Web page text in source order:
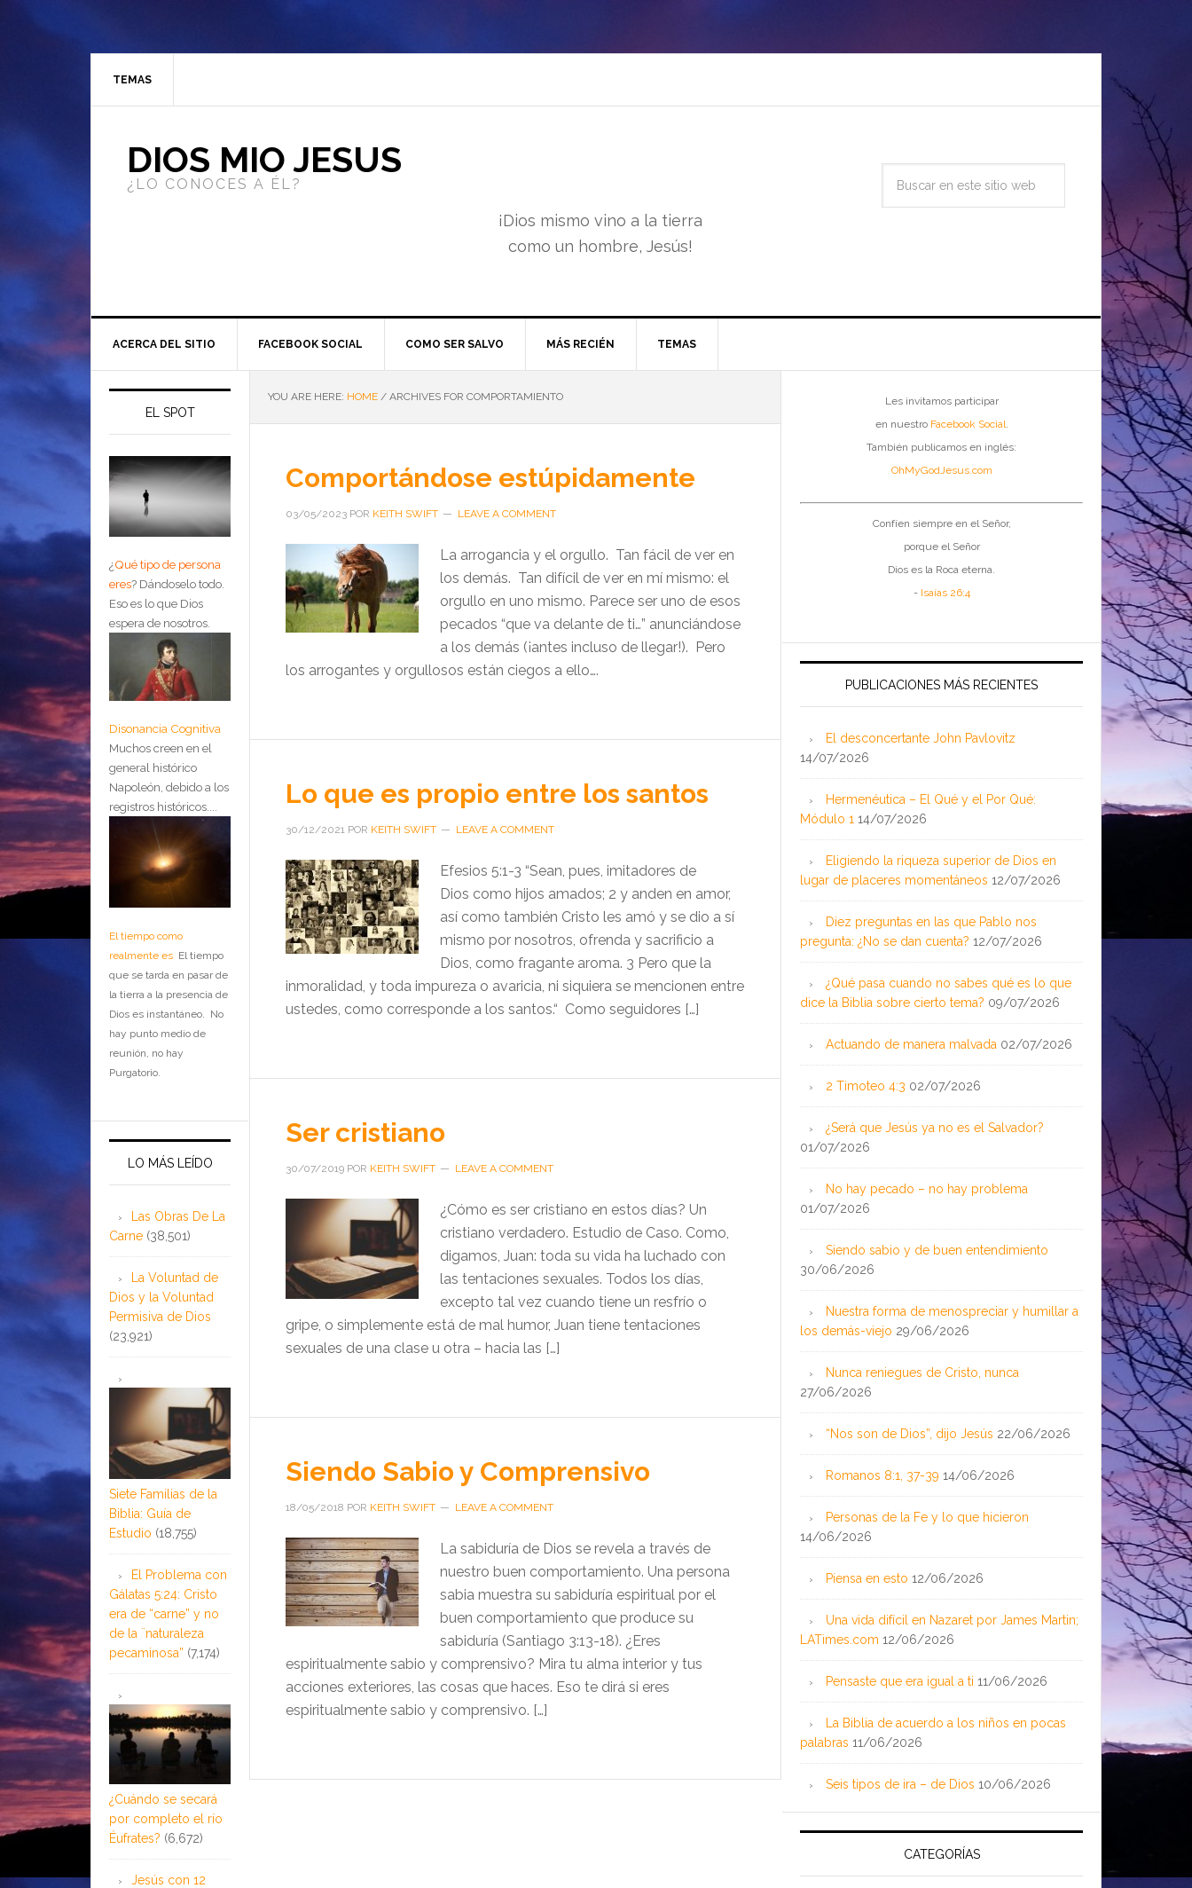
TEMAS
DIOS MIO JESUS
¿LO CONOCES A ÉL?
¡Dios mismo vino a la tierra
como un hombre, Jesús!
ACERCA DEL SITIO FACEBOOK SOCIAL COMO SER SALVO MÁS RECIÉN TEMAS
YOU ARE HERE: HOME / ARCHIVES FOR COMPORTAMIENTO
Comportándose estúpidamente
03/05/2023 POR KEITH SWIFT LEAVE A COMMENT
La arrogancia y el orgullo. Tan fácil de ver en
los demás. Tan difícil de ver en mí mismo: el
orgullo en uno mismo. Parece ser uno de esos
pecados “que va delante de ti…” anunciándose
a los demás (¡antes incluso de llegar!). Pero
los arrogantes y orgullosos están ciegos a ello….
Lo que es propio entre los santos
30/12/2021 POR KEITH SWIFT LEAVE A COMMENT
Efesios 5:1-3 “Sean, pues, imitadores de
Dios como hijos amados; 2 y anden en amor,
así como también Cristo les amó y se dio a sí
mismo por nosotros, ofrenda y sacrificio a
Dios, como fragante aroma. 3 Pero que la
inmoralidad, y toda impureza o avaricia, ni siquiera se mencionen entre
ustedes, como corresponde a los santos.“ Como seguidores […]
Ser cristiano
30/07/2019 POR KEITH SWIFT LEAVE A COMMENT
¿Cómo es ser cristiano en estos días? Un
cristiano verdadero. Estudio de Caso. Como,
digamos, Juan: toda su vida ha luchado con
las tentaciones sexuales. Todos los días,
excepto tal vez cuando tiene un resfrío o
gripe, o simplemente está de mal humor, Juan tiene tentaciones
sexuales de una clase u otra – hacia las […]
Siendo Sabio y Comprensivo
18/05/2018 POR KEITH SWIFT LEAVE A COMMENT
La sabiduría de Dios se revela a través de
nuestro buen comportamiento. Una persona
sabia muestra su sabiduría espiritual por el
buen comportamiento que produce su
sabiduría (Santiago 3:13-18). ¿Eres
espiritualmente sabio y comprensivo? Mira tu alma interior y tus
acciones exteriores, las cosas que haces. Eso te dirá si eres
espiritualmente sabio y comprensivo. […]
Les invitamos participar
en nuestro Facebook Social.
También publicamos en inglés:
OhMyGodJesus.com
Confíen siempre en el Señor,
porque el Señor
Dios es la Roca eterna.
- Isaías 26:4
PUBLICACIONES MÁS RECIENTES
El desconcertante John Pavlovitz
14/07/2026
Hermenéutica – El Qué y el Por Qué:
Módulo 1 14/07/2026
Eligiendo la riqueza superior de Dios en
lugar de placeres momentáneos 12/07/2026
Diez preguntas en las que Pablo nos
pregunta: ¿No se dan cuenta? 12/07/2026
¿Qué pasa cuando no sabes qué es lo que
dice la Biblia sobre cierto tema? 09/07/2026
Actuando de manera malvada 02/07/2026
2 Timoteo 4:3 02/07/2026
¿Será que Jesús ya no es el Salvador?
01/07/2026
No hay pecado – no hay problema
01/07/2026
Siendo sabio y de buen entendimiento
30/06/2026
Nuestra forma de menospreciar y humillar a
los demás-viejo 29/06/2026
Nunca reniegues de Cristo, nunca
27/06/2026
“Nos son de Dios”, dijo Jesús 22/06/2026
Romanos 8:1, 37-39 14/06/2026
Personas de la Fe y lo que hicieron
14/06/2026
Piensa en esto 12/06/2026
Una vida difícil en Nazaret por James Martin;
LATimes.com 12/06/2026
Pensaste que era igual a ti 11/06/2026
La Biblia de acuerdo a los niños en pocas
palabras 11/06/2026
Seis tipos de ira – de Dios 10/06/2026
CATEGORÍAS
EL SPOT
¿Qué tipo de persona
eres? Dándoselo todo.
Eso es lo que Dios
espera de nosotros.
Disonancia Cognitiva
Muchos creen en el
general histórico
Napoleón, debido a los
registros históricos....
El tiempo como
realmente es El tiempo
que se tarda en pasar de
la tierra a la presencia de
Dios es instantáneo. No
hay punto medio de
reunión, no hay
Purgatorio.
LO MÁS LEÍDO
Las Obras De La
Carne (38,501)
La Voluntad de
Dios y la Voluntad
Permisiva de Dios
(23,921)
Siete Familias de la
Biblia: Guía de
Estudio (18,755)
El Problema con
Gálatas 5:24: Cristo
era de “carne” y no
de la ¨naturaleza
pecaminosa” (7,174)
¿Cuándo se secará
por completo el río
Éufrates? (6,672)
Jesús con 12